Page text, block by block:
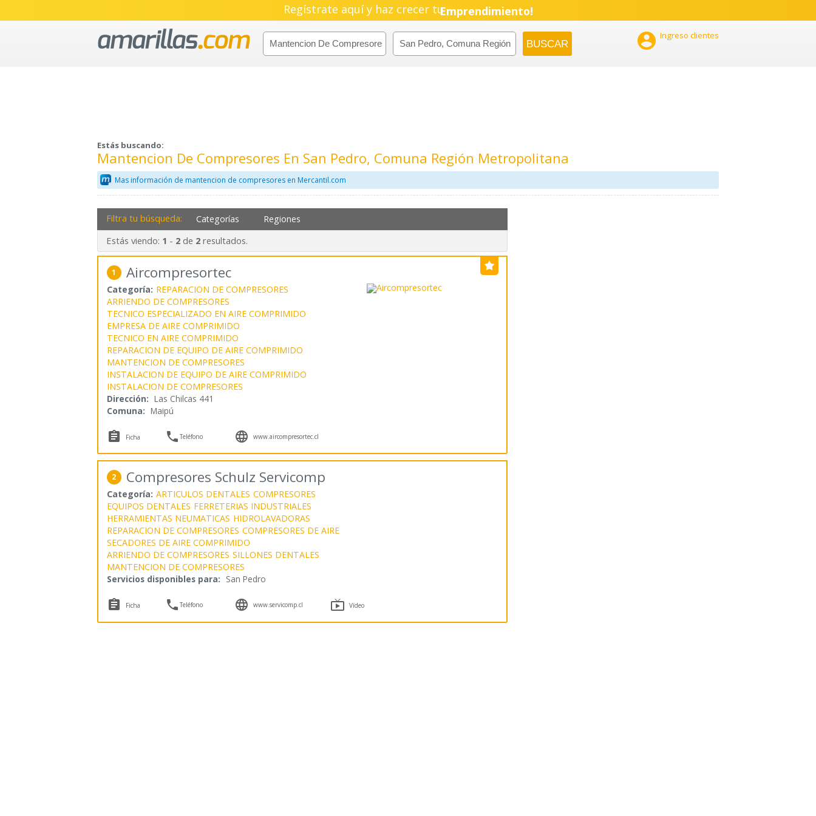
Regístrate aquí y haz crecer tuPyme!
Emprendimiento!
 Ingreso clientes
Estás buscando:
Mantencion De Compresores En San Pedro, Comuna Región Metropolitana
Mas información de mantencion de compresores en Mercantil.com
Filtra tu búsqueda: Categorías Regiones
Estás viendo: 1 - 2de 2resultados.
1 Aircompresortec
Categoría: REPARACION DE COMPRESORES
ARRIENDO DE COMPRESORES
TECNICO ESPECIALIZADO EN AIRE COMPRIMIDO
EMPRESA DE AIRE COMPRIMIDO
TECNICO EN AIRE COMPRIMIDO
REPARACION DE EQUIPO DE AIRE COMPRIMIDO
MANTENCION DE COMPRESORES
INSTALACION DE EQUIPO DE AIRE COMPRIMIDO
INSTALACION DE COMPRESORES
Dirección: Las Chilcas 441
Comuna: Maipú
 Ficha Teléfono  www.aircompresortec.cl
2 Compresores Schulz Servicomp
Categoría: ARTICULOS DENTALES COMPRESORES
EQUIPOS DENTALES FERRETERIAS INDUSTRIALES
HERRAMIENTAS NEUMATICAS HIDROLAVADORAS
REPARACION DE COMPRESORES COMPRESORES DE AIRE
SECADORES DE AIRE COMPRIMIDO
ARRIENDO DE COMPRESORES SILLONES DENTALES
MANTENCION DE COMPRESORES
Servicios disponibles para: San Pedro
 Ficha Teléfono  www.servicomp.cl  Vídeo